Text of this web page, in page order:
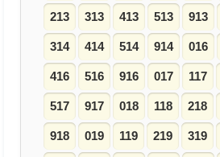
213 313 413 513 913
314 414 514 914 016
416 516 916 017 117
517 917 018 118 218
918 019 119 219 319